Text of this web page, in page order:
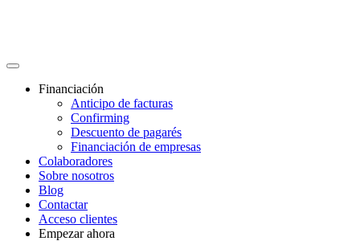
Financiación
Anticipo de facturas
Confirming
Descuento de pagarés
Financiación de empresas
Colaboradores
Sobre nosotros
Blog
Contactar
Acceso clientes
Empezar ahora